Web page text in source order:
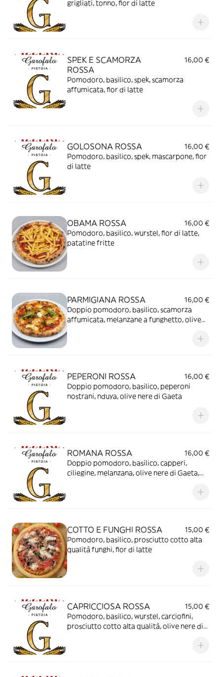
grigliati, tonno, fior di latte
SPEK E SCAMORZA
ROSSA
16,00 €
Pomodoro, basilico, spek, scamorza
affumicata, fior di latte
GOLOSONA ROSSA
16,00 €
Pomodoro, basilico, spek, mascarpone, fior
di latte
OBAMA ROSSA
16,00 €
Pomodoro, basilico, wurstel, fior di latte,
patatine fritte
PARMIGIANA ROSSA
16,00 €
Doppio pomodoro, basilico, scamorza
affumicata, melanzane a funghetto, olive
PEPERONI ROSSA
16,00 €
Doppio pomodoro, basilico, peperoni
nostrani, nduya, olive nere di Gaeta
ROMANA ROSSA
16,00 €
Doppio pomodoro, basilico, capperi,
ciliegine, melanzana, olive nere di Gaeta,
COTTO E FUNGHI ROSSA
15,00 €
Pomodoro, basilico, prosciutto cotto alta
qualità funghi, fior di latte
CAPRICCIOSA ROSSA
15,00 €
Pomodoro, basilico, wurstel, carciofini,
prosciutto cotto alta qualità, olive nere di